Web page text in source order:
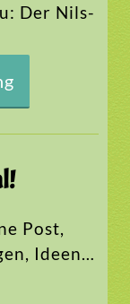
Der Nils-
Post,
Ideen…